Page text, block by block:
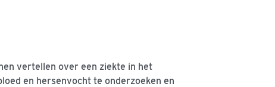
vertellen over een ziekte in het
en hersenvocht te onderzoeken en